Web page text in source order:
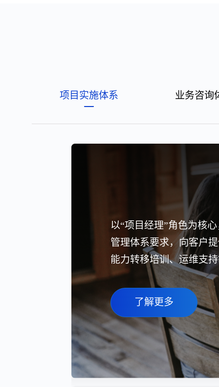
项目实施体系 业务咨询
以“项目经理”角色为核
管理体系要求，向客户
能力转移培训、运维支
了解更多